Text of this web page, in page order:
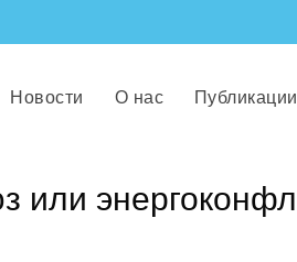
Новости О нас Публикации
или